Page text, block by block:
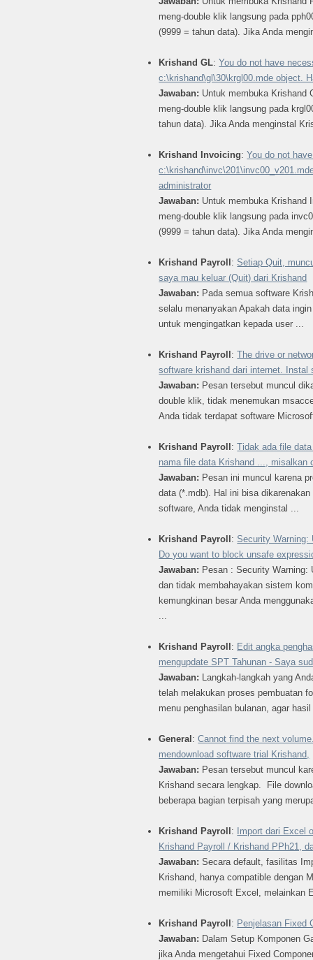
meng-double klik langsung pada
(9999 = tahun data). Jika Anda
Krishand GL:You do not have
c:\krishand\gl\30\krgl00.mde object.
Jawaban: Untuk membuka Krishand
meng-double klik langsung pada
tahun data). Jika Anda menginstal
Krishand Invoicing:You do not
administrator
Jawaban: Untuk membuka Krishand
meng-double klik langsung pada
(9999 = tahun data). Jika Anda
Krishand Payroll:Setiap Quit,
saya mau keluar (Quit) dari Krishand
Jawaban: Pada semua software
selalu menanyakan Apakah data
untuk mengingatkan kepada user ...
Krishand Payroll:The drive or
software krishand dari internet. Instal
Jawaban: Pesan tersebut muncul
double klik, tidak menemukan
Anda tidak terdapat software
Krishand Payroll:Tidak ada file
nama file data Krishand ..., misalkan
Jawaban: Pesan ini muncul karena
data (*.mdb). Hal ini bisa
software, Anda tidak menginstal ...
Krishand Payroll:Security Warning:
Do you want to block unsafe
Jawaban: Pesan : Security
dan tidak membahayakan sistem
kemungkinan besar Anda
Krishand Payroll: Edit angka
mengupdate SPT Tahunan - Saya
Jawaban: Langkah-langkah yang
telah melakukan proses pembuatan
menu penghasilan bulanan, agar
General:Cannot find the next
mendownload software trial Krishand,
Jawaban: Pesan tersebut muncul
Krishand secara lengkap. File
beberapa bagian terpisah yang
Krishand Payroll: Import dari Excel
Krishand Payroll / Krishand PPh21,
Jawaban:Secara default, fasilitas
Krishand, hanya compatible dengan
memiliki Microsoft Excel, melainkan
Krishand Payroll: Penjelasan Fixed
Jawaban: Dalam Setup Komponen
jika Anda mengetahui Fixed